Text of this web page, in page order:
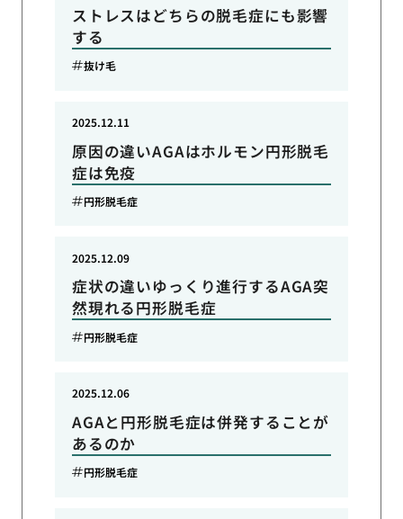
ストレスはどちらの脱毛症にも影響
する
抜け毛
原因の違いAGAはホルモン円形脱毛
症は免疫
2025.12.11
円形脱毛症
症状の違いゆっくり進行するAGA突
然現れる円形脱毛症
2025.12.09
円形脱毛症
AGAと円形脱毛症は併発することが
あるのか
2025.12.06
円形脱毛症